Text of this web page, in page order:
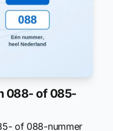
088- of 085-
of 088-nummer